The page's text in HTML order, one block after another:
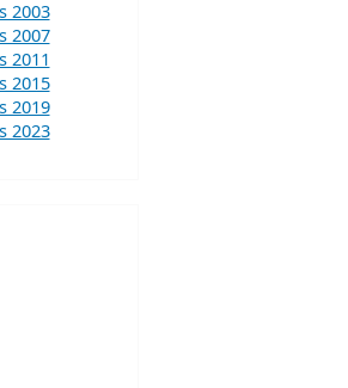
2003
2007
2011
2015
2019
2023